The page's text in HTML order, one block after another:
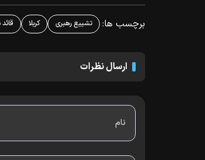
برچسب ها: تشییع رهبری کربلا
ارسال نظرات